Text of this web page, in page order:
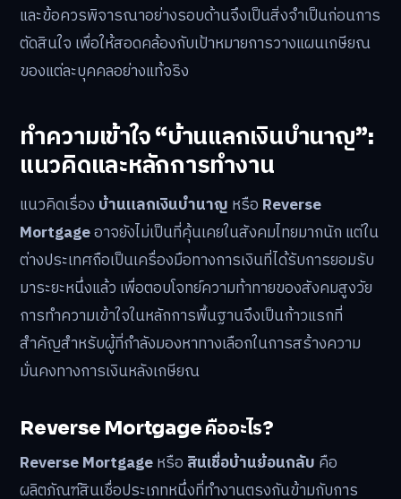
และข้อควรพิจารณาอย่างรอบด้านจึงเป็นสิ่งจำเป็นก่อนการ
ตัดสินใจ เพื่อให้สอดคล้องกับเป้าหมายการวางแผนเกษียณ
ของแต่ละบุคคลอย่างแท้จริง
ทำความเข้าใจ “บ้านแลกเงินบำนาญ”:
แนวคิดและหลักการทำงาน
แนวคิดเรื่อง บ้านแลกเงินบำนาญ หรือ Reverse
Mortgageอาจยังไม่เป็นที่คุ้นเคยในสังคมไทยมากนัก แต่ใน
ต่างประเทศถือเป็นเครื่องมือทางการเงินที่ได้รับการยอมรับ
มาระยะหนึ่งแล้ว เพื่อตอบโจทย์ความท้าทายของสังคมสูงวัย
การทำความเข้าใจในหลักการพื้นฐานจึงเป็นก้าวแรกที่
สำคัญสำหรับผู้ที่กำลังมองหาทางเลือกในการสร้างความ
มั่นคงทางการเงินหลังเกษียณ
Reverse Mortgage คืออะไร?
Reverse Mortgageหรือ สินเชื่อบ้านย้อนกลับ คือ
ผลิตภัณฑ์สินเชื่อประเภทหนึ่งที่ทำงานตรงกันข้ามกับการ